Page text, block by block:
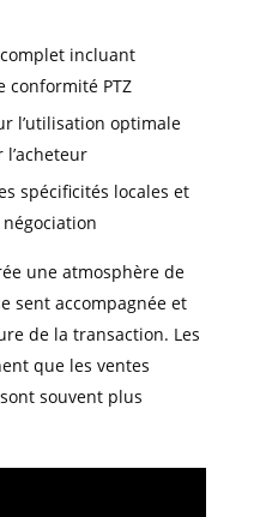
incluant
conformité PTZ
l’utilisation optimale
spécificités locales et
une atmosphère de
sent accompagnée et
de la transaction. Les
que les ventes
souvent plus